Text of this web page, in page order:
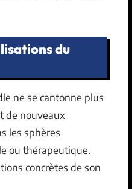
du
ne se cantonne plus
de nouveaux
les sphères
ou thérapeutique.
concrètes de son